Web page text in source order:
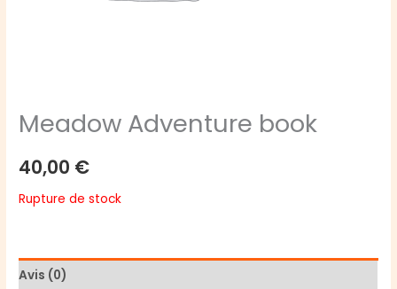
Meadow Adventure book
40,00 €
Rupture de stock
Avis (0)